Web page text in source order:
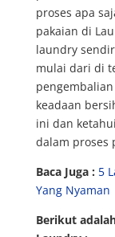
proses apa
pakaian di
laundry
mulai dari di
keadaan
ini dan
dalam proses
Baca Juga : 5
Yang Nyaman
Berikut